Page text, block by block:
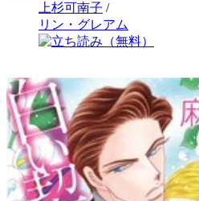
上杉可南子 /
リン・グレアム